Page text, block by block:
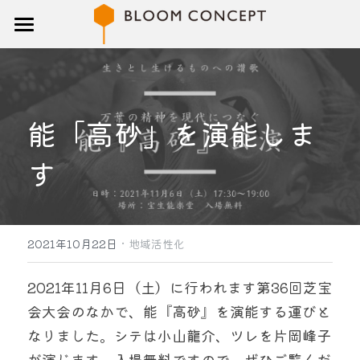
トップ
講師
ブログ
お問い合わせ
検索
能「高砂」を演能しま
す
2021年10月22日 · 地域活性化
2021年11月6日（土）に行われます第36回芝宝
会大会のなかで、能『高砂』を演能する運びと
なりました。シテは小山龍介、ツレを片岡峰子